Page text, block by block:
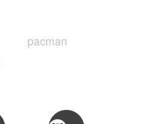
pacman